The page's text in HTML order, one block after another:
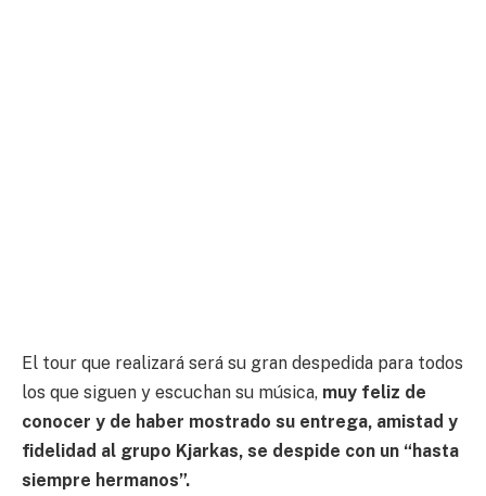
El tour que realizará será su gran despedida para todos
los que siguen y escuchan su música, muy feliz de
conocer y de haber mostrado su entrega, amistad y
fidelidad al grupo Kjarkas, se despide con un “hasta
siempre hermanos”.